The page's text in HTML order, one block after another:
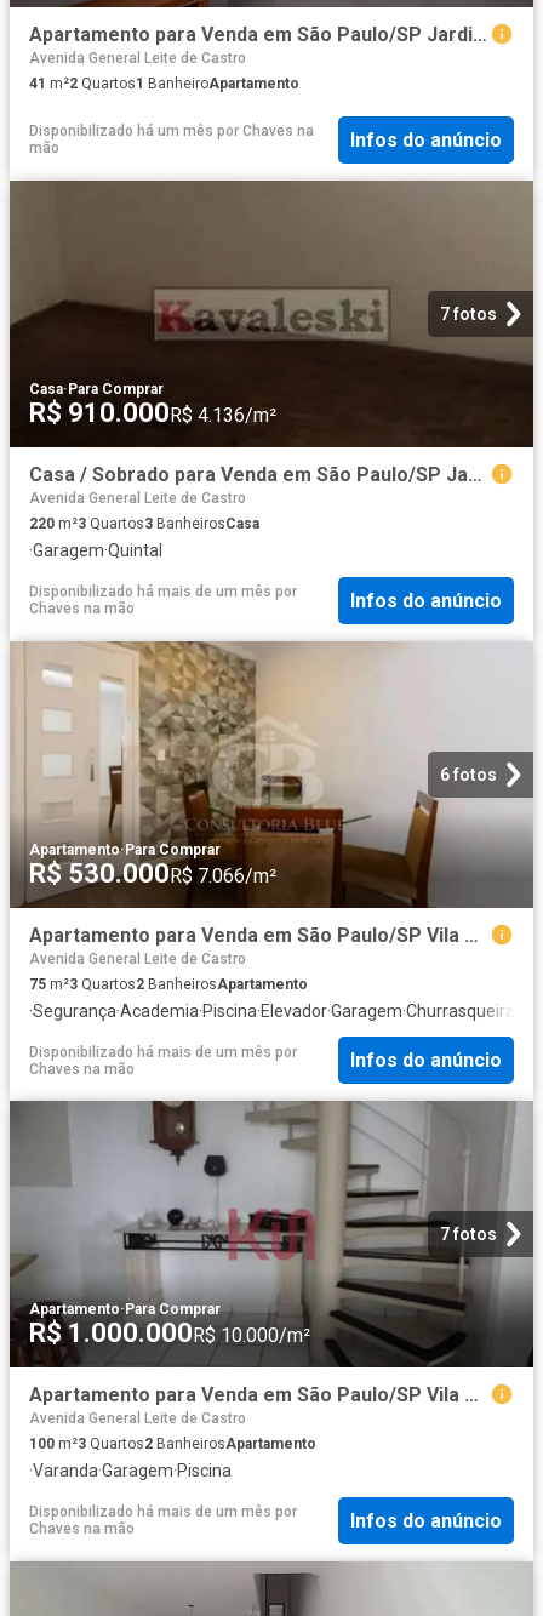
Apartamento para Venda em São Paulo/SP Jardim São Savério 2 Quartos
Avenida General Leite de Castro
41 m²2 Quartos1 BanheiroApartamento
Disponibilizado há um mês por Chaves na
mão
Infos do anúncio
7 fotos
Casa· Para Comprar
R$ 910.000 R$ 4.136/m²
Casa / Sobrado para Venda em São Paulo/SP Jardim da Saude 3 Quartos
Avenida General Leite de Castro
220 m²3 Quartos3 BanheirosCasa
·Garagem·Quintal
Disponibilizado há mais de um mês por
Chaves na mão
Infos do anúncio
6 fotos
Apartamento·Para Comprar
R$ 530.000R$ 7.066/m²
Apartamento para Venda em São Paulo/SP Vila Guarani 3 Quartos
Avenida General Leite de Castro
75 m²3 Quartos2 BanheirosApartamento
·Segurança·Academia·Piscina·Elevador·Garagem·Churrasqueira
Disponibilizado há mais de um mês por
Chaves na mão
Infos do anúncio
7 fotos
Apartamento·Para Comprar
R$ 1.000.000 R$ 10.000/m²
Apartamento para Venda em São Paulo/SP Vila Guarani 3 Quartos
Avenida General Leite de Castro
100 m²3 Quartos2 BanheirosApartamento
·Varanda·Garagem·Piscina
Disponibilizado há mais de um mês por
Chaves na mão
Infos do anúncio